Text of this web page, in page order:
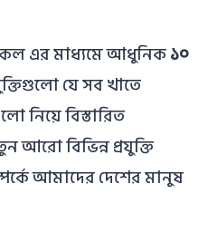
এর মাধ্যমে আধুনিক১০
যে সব খাতে
নিয়ে বিস্তারিত
আরো বিভিন্ন প্রযুক্তি
আমাদের দেশের মানুষ